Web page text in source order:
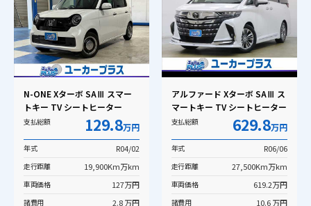
N-ONE Xターボ SAⅢ スマー
トキー TV シートヒーター
支払総額 129.8万円
年式 R04/02
走行距離 19,900Km万km
車両価格 127万円
諸費用 2.8 万円
アルファード Xターボ SAⅢ ス
マートキー TV シートヒーター
支払総額 629.8万円
年式 R06/06
走行距離 27,500Km万km
車両価格 619.2万円
諸費用 10.6 万円